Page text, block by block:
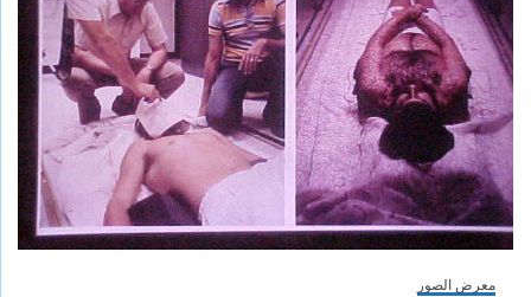
معرض الصور